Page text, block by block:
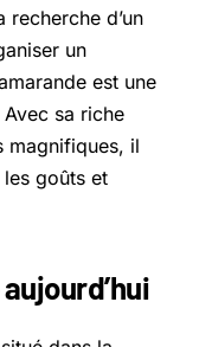
d’un
un
est une
sa riche
magnifiques, il
goûts et